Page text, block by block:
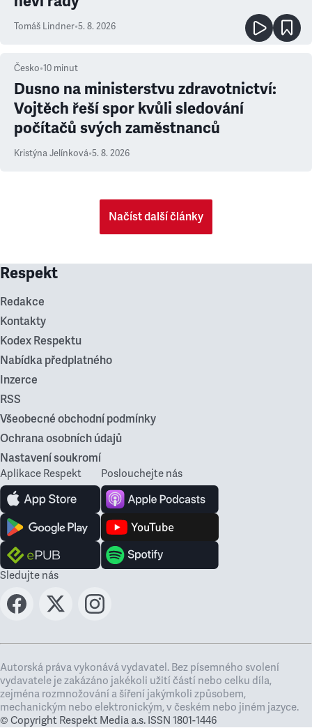
Tomáš Lindner•5. 8. 2026
Česko•10 minut
Dusno na ministerstvu zdravotnictví:
Vojtěch řeší spor kvůli sledování
počítačů svých zaměstnanců
Kristýna Jelínková•5. 8. 2026
Načíst další články
Respekt
Redakce
Kontakty
Kodex Respektu
Nabídka předplatného
Inzerce
RSS
Všeobecné obchodní podmínky
Ochrana osobních údajů
Nastavení soukromí
Aplikace Respekt Poslouchejte nás
Sledujte nás
Autorská práva vykonává vydavatel. Bez písemného svolení
vydavatele je zakázáno jakékoli užití částí nebo celku díla,
zejména rozmnožování a šíření jakýmkoli způsobem,
mechanickým nebo elektronickým, v českém nebo jiném jazyce.
© Copyright Respekt Media a.s. ISSN 1801-1446